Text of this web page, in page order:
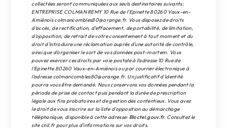
collectées seront communiquées aux seuls destinataires suivants:
ENTREPRISE COLMAN REMY 10 Rue de l'Epinette 80260 Vaux-en-
Amiénois colmancombles80@orange.fr. Vous disposez de droits
d’accès, de rectification, d’effacement, de portabilité, de limitation,
d’opposition, de retrait de votre consentement à tout moment et du
droit d’introduire une réclamation auprès d’une autorité de contrôle,
ainsi que d’organiser le sort de vos données post-mortem. Vous
pouvez exercer ces droits par voie postale à l'adresse 10 Rue de
l'Epinette 80260 Vaux-en-Amiénois ou par courrier électronique à
l'adresse colmancombles80@orange.fr. Un justificatif d'identité
pourra vous être demandé. Nous conservons vos données pendant la
période de prise de contact puis pendant la durée de prescription
légale aux fins probatoires et de gestion des contentieux. Vous avez
le droit de vous inscrire sur la liste d'opposition au démarchage
téléphonique, disponible à cette adresse: Bloctel.gouv.fr. Consultez le
site cnil.fr pour plus d’informations sur vos droits.